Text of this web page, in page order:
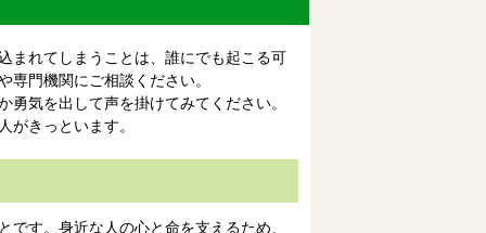
れてしまうことは、誰にでも起こる可
門機関にご相談ください。
気を出して声を掛けてみてください。
きっといます。
す。身近な人の心と命を支えるため、